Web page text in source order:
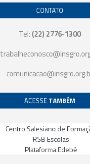
CONTATO
Tel: (22) 2776-1300
ACESSE TAMBÉM
Centro Salesiano de
RSB Escolas
Plataforma Edebê